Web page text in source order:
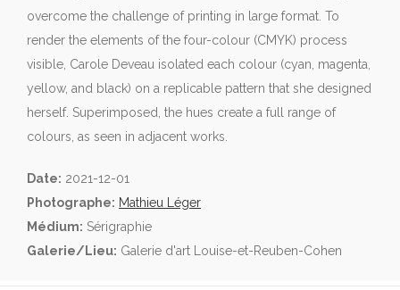
overcome the challenge of printing in large format. To
render the elements of the four-colour (CMYK) process
visible, Carole Deveau isolated each colour (cyan, magenta,
yellow, and black) on a replicable pattern that she designed
herself. Superimposed, the hues create a full range of
colours, as seen in adjacent works.
Date: 2021-12-01
Photographe: Mathieu Léger
Médium: Sérigraphie
Galerie/Lieu: Galerie d'art Louise-et-Reuben-Cohen